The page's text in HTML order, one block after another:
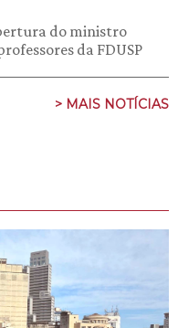
do ministro
da FDUSP
> MAIS NOTÍCIAS